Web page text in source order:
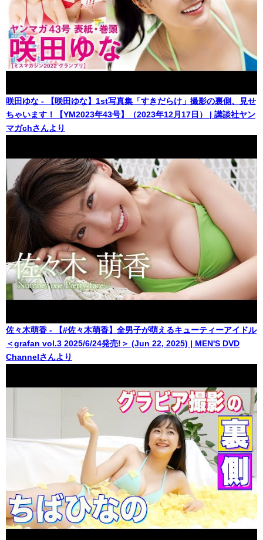
咲田ゆな - 【咲田ゆな】1st写真集「すきだらけ」撮影の裏側、見せ
ちゃいます！【YM2023年43号】（2023年12月17日） | 講談社ヤン
マガchさんより
佐々木萌香 - 【#佐々木萌香】全男子が萌えるキューティーアイドル
＜grafan vol.3 2025/6/24発売!＞ (Jun 22, 2025) | MEN'S DVD
Channelさんより